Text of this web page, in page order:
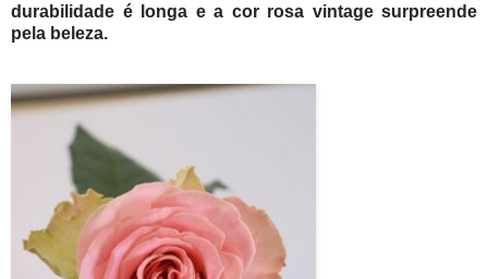
durabilidade é longa e a cor rosa vintage surpreende
pela beleza.